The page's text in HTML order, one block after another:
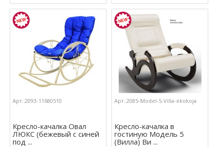
Арт.:2093-11680510
Кресло-качалка Овал
ЛЮКС (бежевый с синей
под ...
Арт.:2085-Model-5-Villa-ekokoja
Кресло-качалка в
гостиную Модель 5
(Вилла) Ви ...